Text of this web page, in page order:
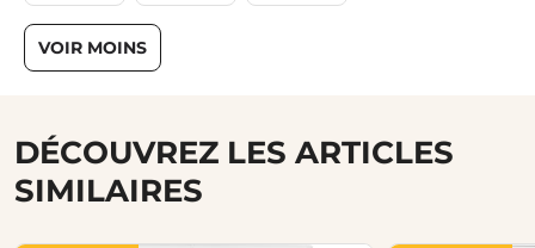
VOIR MOINS
DÉCOUVREZ LES ARTICLES
SIMILAIRES